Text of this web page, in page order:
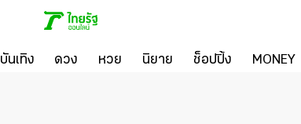
บันเทิง ดวง หวย นิยาย ช็อปปิ้ง MONEY